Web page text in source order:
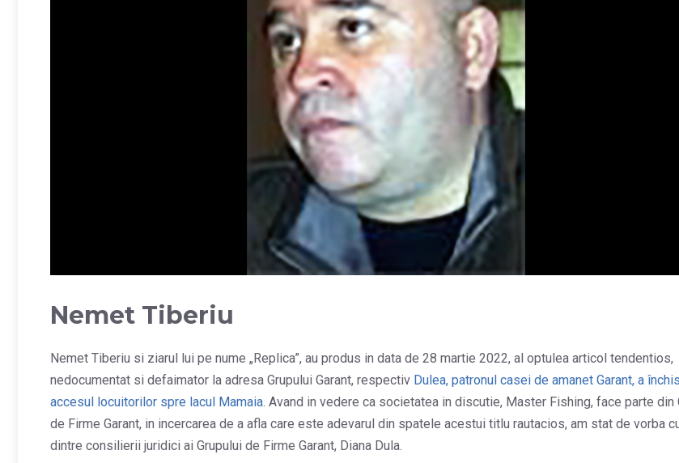
Nemet Tiberiu
Nemet Tiberiu si ziarul lui pe nume „Replica”, au produs in data de 28 martie 2022, al optulea articol tendentios,
nedocumentat si defaimator la adresa Grupului Garant, respectiv Dulea, patronul casei de amanet Garant, a închis
accesul locuitorilor spre lacul Mamaia. Avand in vedere ca societatea in discutie, Master Fishing, face parte din
de Firme Garant, in incercarea de a afla care este adevarul din spatele acestui titlu rautacios, am stat de vorba
dintre consilierii juridici ai Grupului de Firme Garant, Diana Dula.